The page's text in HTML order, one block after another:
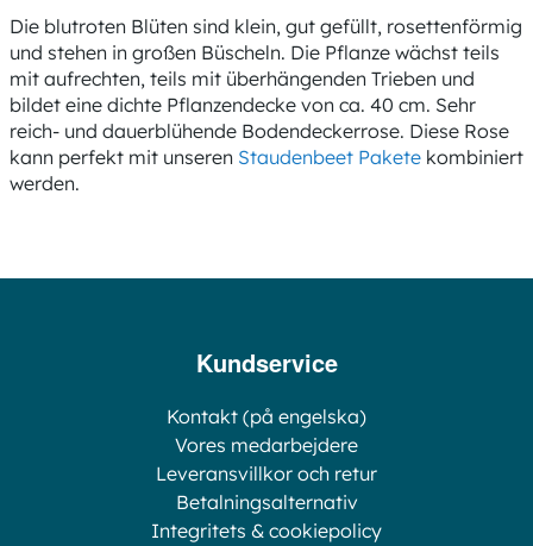
Die blutroten Blüten sind klein, gut gefüllt, rosettenförmig
und stehen in großen Büscheln. Die Pflanze wächst teils
mit aufrechten, teils mit überhängenden Trieben und
bildet eine dichte Pflanzendecke von ca. 40 cm. Sehr
reich- und dauerblühende Bodendeckerrose. Diese Rose
kann perfekt mit unseren Staudenbeet Pakete kombiniert
werden.
Kundservice
Kontakt (på engelska)
Vores medarbejdere
Leveransvillkor och retur
Betalningsalternativ
Integritets & cookiepolicy